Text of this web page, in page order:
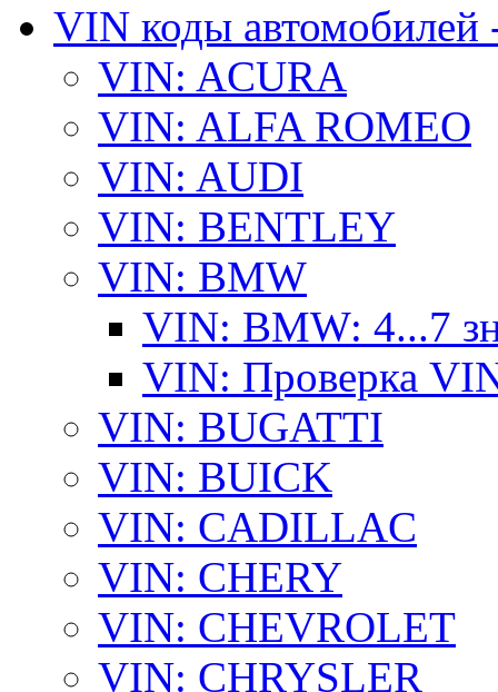
VIN коды автомобилей
VIN: ACURA
VIN: ALFA ROMEO
VIN: AUDI
VIN: BENTLEY
VIN: BMW
VIN: BMW: 4...7
VIN: Проверка
VIN: BUGATTI
VIN: BUICK
VIN: CADILLAC
VIN: CHERY
VIN: CHEVROLET
VIN: CHRYSLER